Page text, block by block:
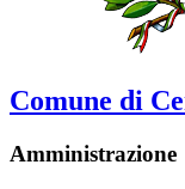
Comune di
Amministrazione